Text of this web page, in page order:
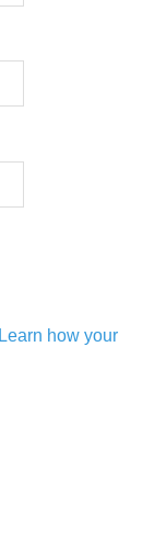
Learn how your